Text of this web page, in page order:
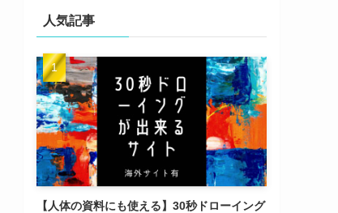
人気記事
【人体の資料にも使える】30秒ドローイング